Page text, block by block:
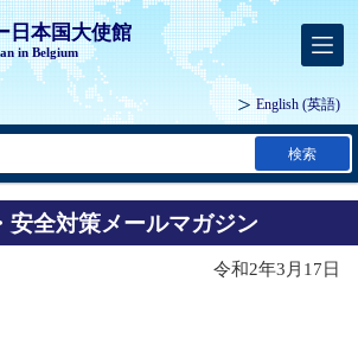
日本国大使館
in Belgium
English (英語)
検索
安全対策メールマガジン
令和2年3月17日